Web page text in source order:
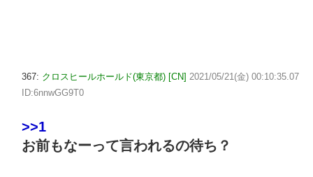
367: クロスヒールホールド(東京都) [CN] 2021/05/21(金) 00:10:35.07
ID:6nnwGG9T0
>>1
お前もなーって言われるの待ち？